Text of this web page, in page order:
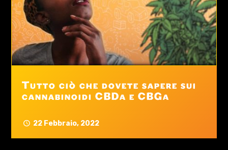
22 Febbraio, 2022
Tutto ciò che dovete sapere sui
cannabinoidi CBDa e CBGa